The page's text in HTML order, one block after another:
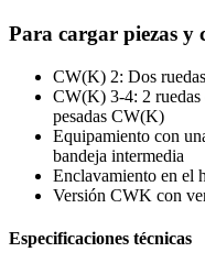
Para cargar piezas y
CW(K) 2: Dos
CW(K) 3-4: 2 ruedas
pesadas CW(K)
Equipamiento con
bandeja intermedia
Enclavamiento en el
Versión CWK con
Especificaciones técnicas